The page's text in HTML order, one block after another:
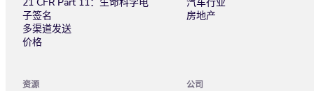
子签名
多渠道发送
价格
房地产
资源 公司